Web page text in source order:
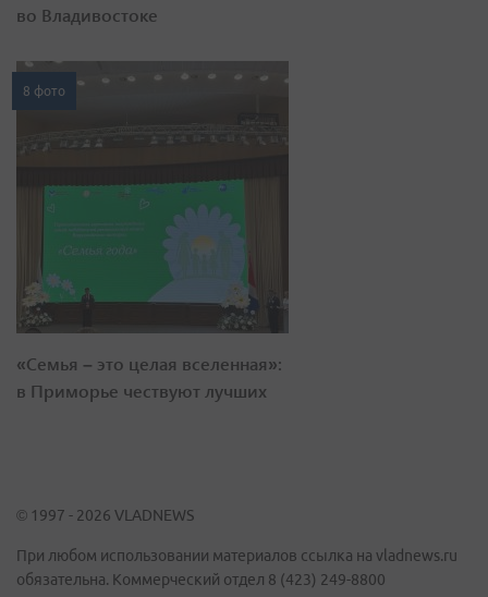
во Владивостоке
8 фото
«Семья – это целая вселенная»:
в Приморье чествуют лучших
© 1997 - 2026 VLADNEWS
При любом использовании материалов ссылка на vladnews.ru
обязательна. Коммерческий отдел 8 (423) 249-8800